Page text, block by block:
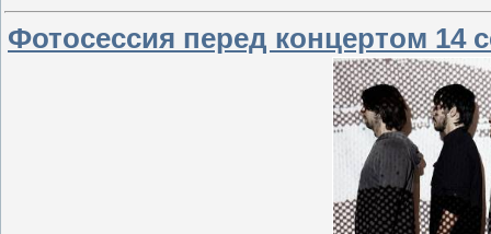
Фотосессия перед концертом 14